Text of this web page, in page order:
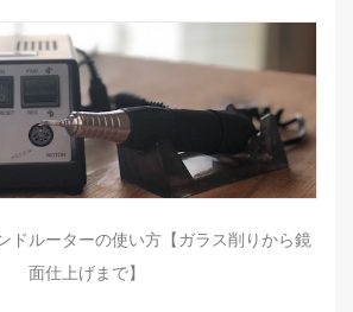
ドルーターの使い方【ガラス削りから鏡
面仕上げまで】